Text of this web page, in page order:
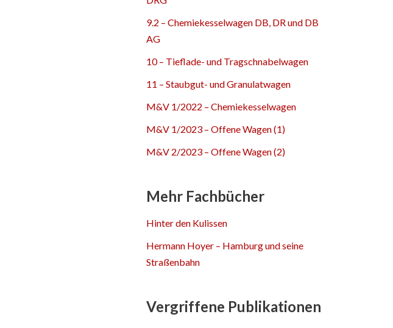
9.2 – Chemiekesselwagen DB, DR und DB
AG
10 – Tieflade- und Tragschnabelwagen
11 – Staubgut- und Granulatwagen
M&V 1/2022 – Chemiekesselwagen
M&V 1/2023 – Offene Wagen (1)
M&V 2/2023 – Offene Wagen (2)
Mehr Fachbücher
Hinter den Kulissen
Hermann Hoyer – Hamburg und seine
Straßenbahn
Vergriffene Publikationen